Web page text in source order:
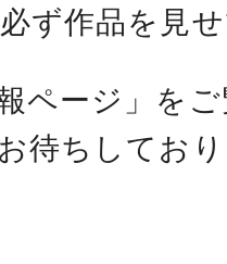
ず作品を見
ページ」を
待ちしてお